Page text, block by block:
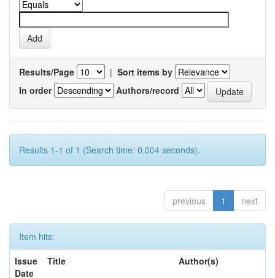
Results/Page | Sort items by
In order
Authors/record
Results 1-1 of 1 (Search time: 0.004 seconds).
previous 1 next
Item hits:
Issue
Date
Title Author(s)